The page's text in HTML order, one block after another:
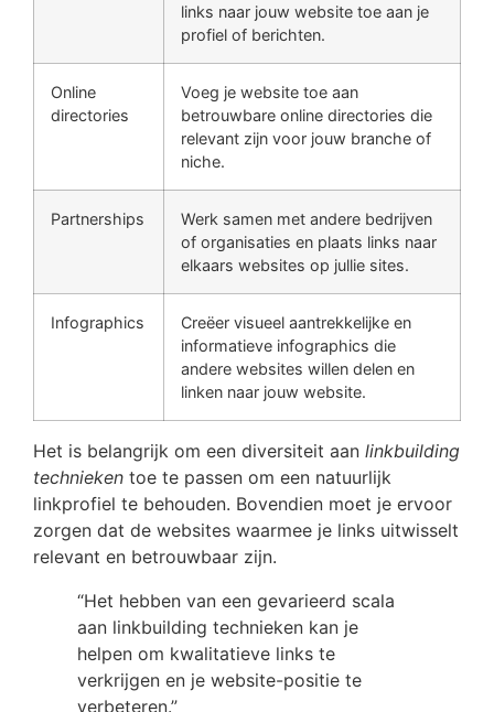
links naar jouw website toe aan je
profiel of berichten.
Online
directories
Voeg je website toe aan
betrouwbare online directories die
relevant zijn voor jouw branche of
niche.
Partnerships
Werk samen met andere bedrijven
of organisaties en plaats links naar
elkaars websites op jullie sites.
Infographics
Creëer visueel aantrekkelijke en
informatieve infographics die
andere websites willen delen en
linken naar jouw website.
Het is belangrijk om een diversiteit aan linkbuilding
technieken toe te passen om een natuurlijk
linkprofiel te behouden. Bovendien moet je ervoor
zorgen dat de websites waarmee je links uitwisselt
relevant en betrouwbaar zijn.
“Het hebben van een gevarieerd scala
aan linkbuilding technieken kan je
helpen om kwalitatieve links te
verkrijgen en je website-positie te
verbeteren.”